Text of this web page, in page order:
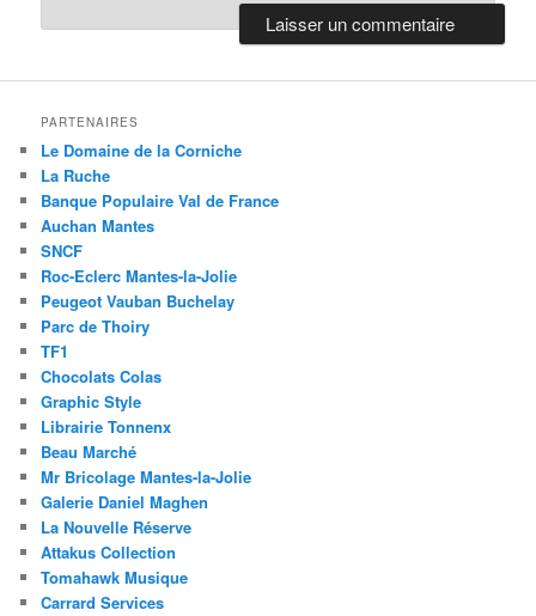
PARTENAIRES
Le Domaine de la Corniche
La Ruche
Banque Populaire Val de France
Auchan Mantes
SNCF
Roc-Eclerc Mantes-la-Jolie
Peugeot Vauban Buchelay
Parc de Thoiry
TF1
Chocolats Colas
Graphic Style
Librairie Tonnenx
Beau Marché
Mr Bricolage Mantes-la-Jolie
Galerie Daniel Maghen
La Nouvelle Réserve
Attakus Collection
Tomahawk Musique
Carrard Services